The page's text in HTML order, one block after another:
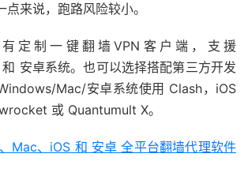
来说，跑路风险较小。
定制一键翻墙VPN客户端，支援
安卓系统。也可以选择搭配第三方开发
Mac/安卓系统使用 Clash，iOS
或 Quantumult X。
Mac、iOS 和 安卓 全平台翻墙代理软件